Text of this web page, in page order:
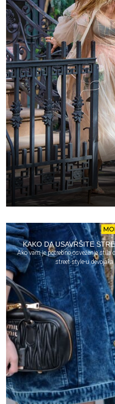
KAKO DA USAVRŠITE
Ako vam je potrebno osveženje stila
street style-u